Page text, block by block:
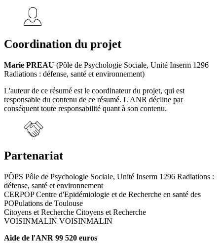
Coordination du projet
Marie PREAU (Pôle de Psychologie Sociale, Unité Inserm 1296
Radiations : défense, santé et environnement)
L'auteur de ce résumé est le coordinateur du projet, qui est
responsable du contenu de ce résumé. L'ANR décline par
conséquent toute responsabilité quant à son contenu.
Partenariat
PÔPS Pôle de Psychologie Sociale, Unité Inserm 1296 Radiations :
défense, santé et environnement
CERPOP Centre d'Epidémiologie et de Recherche en santé des
POPulations de Toulouse
Citoyens et Recherche Citoyens et Recherche
VOISINMALIN VOISINMALIN
Aide de l'ANR 99 520 euros